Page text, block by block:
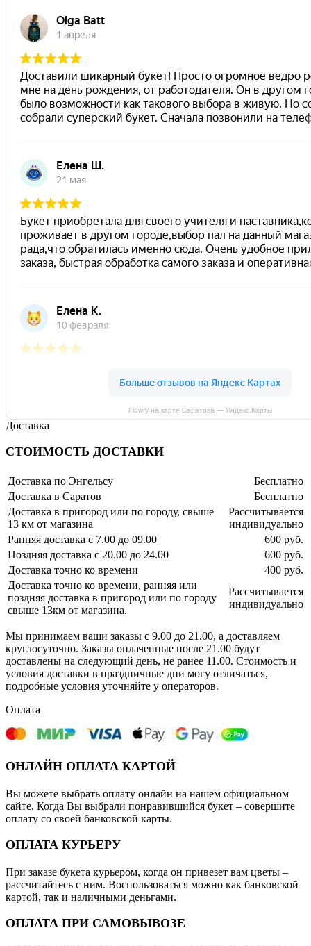
Flowry на карте Саратова — Яндекс Карты
Доставка
СТОИМОСТЬ ДОСТАВКИ
Доставка по Энгельсу
Бесплатно
Доставка в Саратов
Бесплатно
Доставка в пригород или по городу, свыше
13 км от магазина
Рассчитывается
индивидуально
Ранняя доставка с 7.00 до 09.00
600 руб.
Поздняя доставка с 20.00 до 24.00
600 руб.
Доставка точно ко времени
400 руб.
Доставка точно ко времени, ранняя или
поздняя доставка в пригород или по городу
свыше 13км от магазина.
Рассчитывается
индивидуально
Мы принимаем ваши заказы с 9.00 до 21.00, а доставляем
круглосуточно. Заказы оплаченные после 21.00 будут
доставлены на следующий день, не ранее 11.00. Стоимость и
условия доставки в праздничные дни могу отличаться,
подробные условия уточняйте у операторов.
Оплата
ОНЛАЙН ОПЛАТА КАРТОЙ
Вы можете выбрать оплату онлайн на нашем официальном
сайте. Когда Вы выбрали понравившийся букет – совершите
оплату со своей банковской карты.
ОПЛАТА КУРЬЕРУ
При заказе букета курьером, когда он привезет вам цветы –
рассчитайтесь с ним. Воспользоваться можно как банковской
картой, так и наличными деньгами.
ОПЛАТА ПРИ САМОВЫВОЗЕ